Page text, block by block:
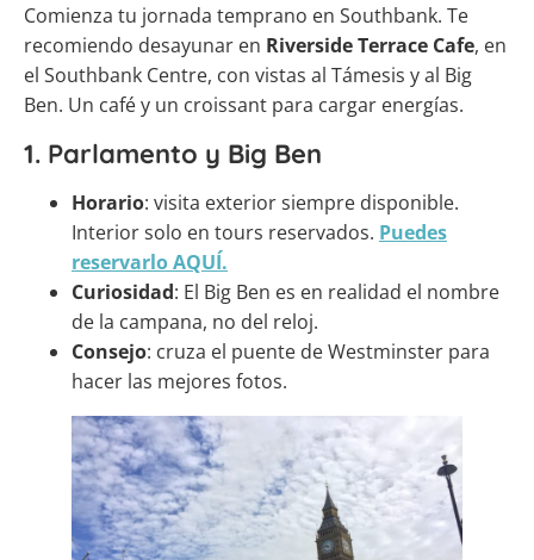
Comienza tu jornada temprano en Southbank. Te
recomiendo desayunar en Riverside Terrace Cafe, en
el Southbank Centre, con vistas al Támesis y al Big
Ben. Un café y un croissant para cargar energías.
1. Parlamento y Big Ben
Horario: visita exterior siempre disponible.
Interior solo en tours reservados. Puedes
reservarlo AQUÍ.
Curiosidad: El Big Ben es en realidad el nombre
de la campana, no del reloj.
Consejo: cruza el puente de Westminster para
hacer las mejores fotos.